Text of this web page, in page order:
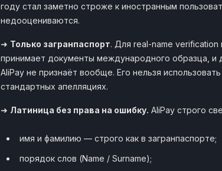
году стал заметно строже к иностранным
недооцениваются.
➜ Только загранпаспорт. Для real-name verification
принимает документы международного образца, и
AliPay не признаёт вообще. Его нельзя
стандартных апелляциях.
➜ Латиница без права на ошибку. AliPay строго
имя и фамилию — строго как в загранпаспорте;
порядок слов (Name / Surname);